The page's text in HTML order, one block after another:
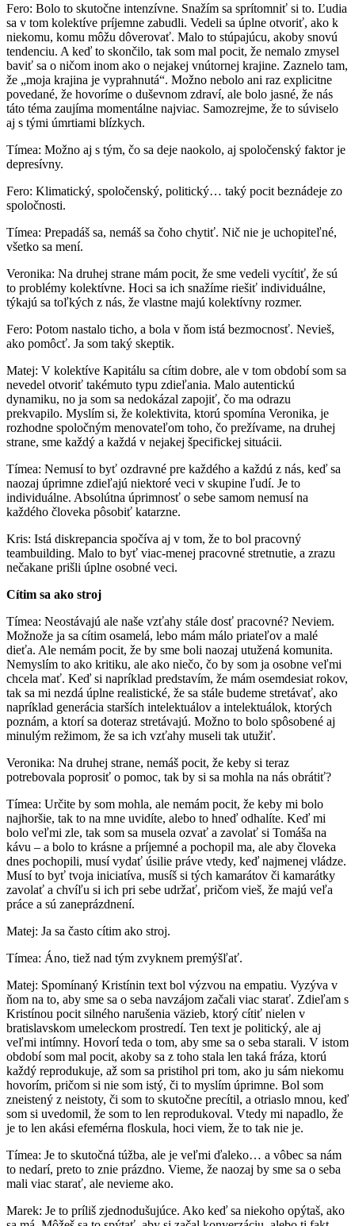
Fero: Bolo to skutočne intenzívne. Snažím sa sprítomniť si to. Ľudia
sa v tom kolektíve príjemne zabudli. Vedeli sa úplne otvoriť, ako k
niekomu, komu môžu dôverovať. Malo to stúpajúcu, akoby snovú
tendenciu. A keď to skončilo, tak som mal pocit, že nemalo zmysel
baviť sa o ničom inom ako o nejakej vnútornej krajine. Zaznelo tam,
že „moja krajina je vyprahnutá“. Možno nebolo ani raz explicitne
povedané, že hovoríme o duševnom zdraví, ale bolo jasné, že nás
táto téma zaujíma momentálne najviac. Samozrejme, že to súviselo
aj s tými úmrtiami blízkych.
Tímea: Možno aj s tým, čo sa deje naokolo, aj spoločenský faktor je
depresívny.
Fero: Klimatický, spoločenský, politický… taký pocit beznádeje zo
spoločnosti.
Tímea: Prepadáš sa, nemáš sa čoho chytiť. Nič nie je uchopiteľné,
všetko sa mení.
Veronika: Na druhej strane mám pocit, že sme vedeli vycítiť, že sú
to problémy kolektívne. Hoci sa ich snažíme riešiť individuálne,
týkajú sa toľkých z nás, že vlastne majú kolektívny rozmer.
Fero: Potom nastalo ticho, a bola v ňom istá bezmocnosť. Nevieš,
ako pomôcť. Ja som taký skeptik.
Matej: V kolektíve Kapitálu sa cítim dobre, ale v tom období som sa
nevedel otvoriť takémuto typu zdieľania. Malo autentickú
dynamiku, no ja som sa nedokázal zapojiť, čo ma odrazu
prekvapilo. Myslím si, že kolektivita, ktorú spomína Veronika, je
rozhodne spoločným menovateľom toho, čo prežívame, na druhej
strane, sme každý a každá v nejakej špecifickej situácii.
Tímea: Nemusí to byť ozdravné pre každého a každú z nás, keď sa
naozaj úprimne zdieľajú niektoré veci v skupine ľudí. Je to
individuálne. Absolútna úprimnosť o sebe samom nemusí na
každého človeka pôsobiť katarzne.
Kris: Istá diskrepancia spočíva aj v tom, že to bol pracovný
teambuilding. Malo to byť viac-menej pracovné stretnutie, a zrazu
nečakane prišli úplne osobné veci.
Cítim sa ako stroj
Tímea: Neostávajú ale naše vzťahy stále dosť pracovné? Neviem.
Možnože ja sa cítim osamelá, lebo mám málo priateľov a malé
dieťa. Ale nemám pocit, že by sme boli naozaj utužená komunita.
Nemyslím to ako kritiku, ale ako niečo, čo by som ja osobne veľmi
chcela mať. Keď si napríklad predstavím, že mám osemdesiat rokov,
tak sa mi nezdá úplne realistické, že sa stále budeme stretávať, ako
napríklad generácia starších intelektuálov a intelektuálok, ktorých
poznám, a ktorí sa doteraz stretávajú. Možno to bolo spôsobené aj
minulým režimom, že sa ich vzťahy museli tak utužiť.
Veronika: Na druhej strane, nemáš pocit, že keby si teraz
potrebovala poprosiť o pomoc, tak by si sa mohla na nás obrátiť?
Tímea: Určite by som mohla, ale nemám pocit, že keby mi bolo
najhoršie, tak to na mne uvidíte, alebo to hneď odhalíte. Keď mi
bolo veľmi zle, tak som sa musela ozvať a zavolať si Tomáša na
kávu – a bolo to krásne a príjemné a pochopil ma, ale aby človeka
dnes pochopili, musí vydať úsilie práve vtedy, keď najmenej vládze.
Musí to byť tvoja iniciatíva, musíš si tých kamarátov či kamarátky
zavolať a chvíľu si ich pri sebe udržať, pričom vieš, že majú veľa
práce a sú zaneprázdnení.
Matej: Ja sa často cítim ako stroj.
Tímea: Áno, tiež nad tým zvyknem premýšľať.
Matej: Spomínaný Kristínin text bol výzvou na empatiu. Vyzýva v
ňom na to, aby sme sa o seba navzájom začali viac starať. Zdieľam s
Kristínou pocit silného narušenia väzieb, ktorý cítiť nielen v
bratislavskom umeleckom prostredí. Ten text je politický, ale aj
veľmi intímny. Hovorí teda o tom, aby sme sa o seba starali. V istom
období som mal pocit, akoby sa z toho stala len taká fráza, ktorú
každý reprodukuje, až som sa pristihol pri tom, ako ju sám niekomu
hovorím, pričom si nie som istý, či to myslím úprimne. Bol som
zneistený z neistoty, či som to skutočne precítil, a otriaslo mnou, keď
som si uvedomil, že som to len reprodukoval. Vtedy mi napadlo, že
je to len akási efemérna floskula, hoci viem, že to tak nie je.
Tímea: Je to skutočná túžba, ale je veľmi ďaleko… a vôbec sa nám
to nedarí, preto to znie prázdno. Vieme, že naozaj by sme sa o seba
mali viac starať, ale nevieme ako.
Marek: Je to príliš zjednodušujúce. Ako keď sa niekoho opýtaš, ako